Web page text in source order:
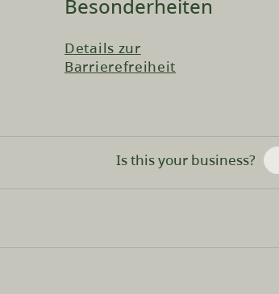
Besonderheiten
Details zur
Barrierefreiheit
Is this your business?